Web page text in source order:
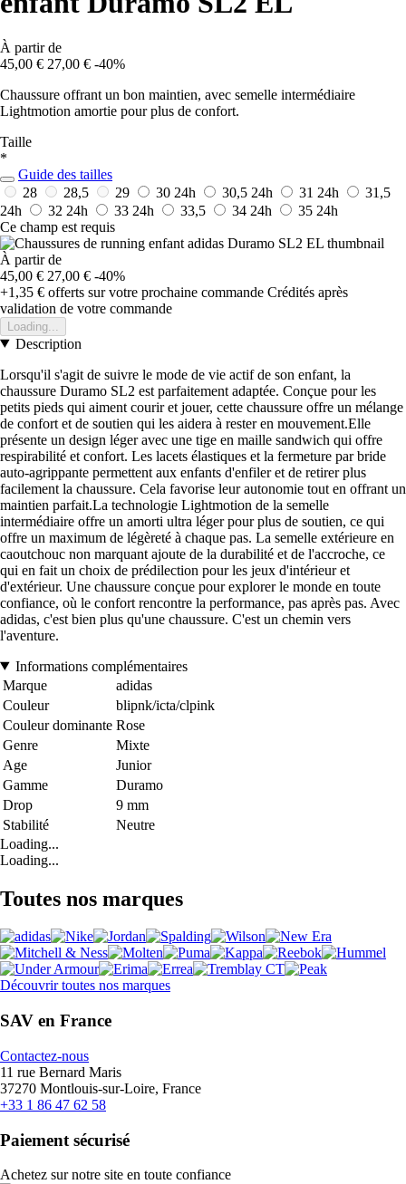
À partir de
45,00 € 27,00 € -40%
Chaussure offrant un bon maintien, avec semelle intermédiaire
Lightmotion amortie pour plus de confort.
Taille
*
Guide des tailles
28
28,5 29 30 24h 30,5 24h 31 24h
31,5
24h
32 24h 33 24h 33,5 34 24h 35 24h
Ce champ est requis
À partir de
45,00 € 27,00 € -40%
+1,35 € offerts sur votre prochaine commande Crédités après
validation de votre commande
Loading...
Description
Lorsqu'il s'agit de suivre le mode de vie actif de son enfant, la
chaussure Duramo SL2 est parfaitement adaptée. Conçue pour les
petits pieds qui aiment courir et jouer, cette chaussure offre un mélange
de confort et de soutien qui les aidera à rester en mouvement.Elle
présente un design léger avec une tige en maille sandwich qui offre
respirabilité et confort. Les lacets élastiques et la fermeture par bride
auto-agrippante permettent aux enfants d'enfiler et de retirer plus
facilement la chaussure. Cela favorise leur autonomie tout en offrant un
maintien parfait.La technologie Lightmotion de la semelle
intermédiaire offre un amorti ultra léger pour plus de soutien, ce qui
offre un maximum de légèreté à chaque pas. La semelle extérieure en
caoutchouc non marquant ajoute de la durabilité et de l'accroche, ce
qui en fait un choix de prédilection pour les jeux d'intérieur et
d'extérieur. Une chaussure conçue pour explorer le monde en toute
confiance, où le confort rencontre la performance, pas après pas. Avec
adidas, c'est bien plus qu'une chaussure. C'est un chemin vers
l'aventure.
Informations complémentaires
Marque
adidas
Couleur
blipnk/icta/clpink
Couleur dominante Rose
Genre
Mixte
Age
Junior
Gamme
Duramo
Drop
9 mm
Stabilité
Neutre
Loading...
Loading...
Toutes nos marques
Découvrir toutes nos marques
SAV en France
Contactez-nous
11 rue Bernard Maris
37270 Montlouis-sur-Loire, France
+33 1 86 47 62 58
Paiement sécurisé
Achetez sur notre site en toute confiance